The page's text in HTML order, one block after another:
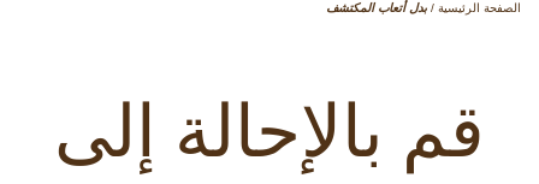
الصفحة الرئيسية / بدل أتعاب المكتشف
قم بالإحالة إلى